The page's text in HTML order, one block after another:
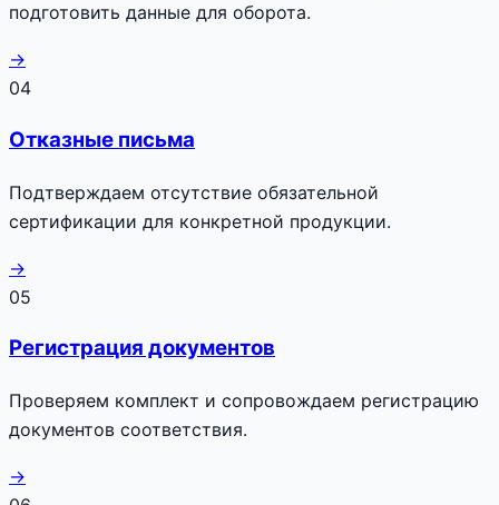
подготовить данные для оборота.
→
04
Отказные письма
Подтверждаем отсутствие обязательной
сертификации для конкретной продукции.
→
05
Регистрация документов
Проверяем комплект и сопровождаем регистрацию
документов соответствия.
→